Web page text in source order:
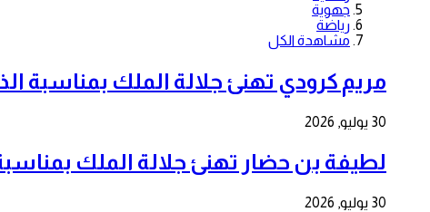
جهوية
رياضة
مشاهدة الكل
مريم كرودي تهنئ جلالة الملك بمناسبة الذكرى ال 27
30 يوليو, 2026
لطيفة بن حضار تهنئ جلالة الملك بمناسبة الذكرى
30 يوليو, 2026